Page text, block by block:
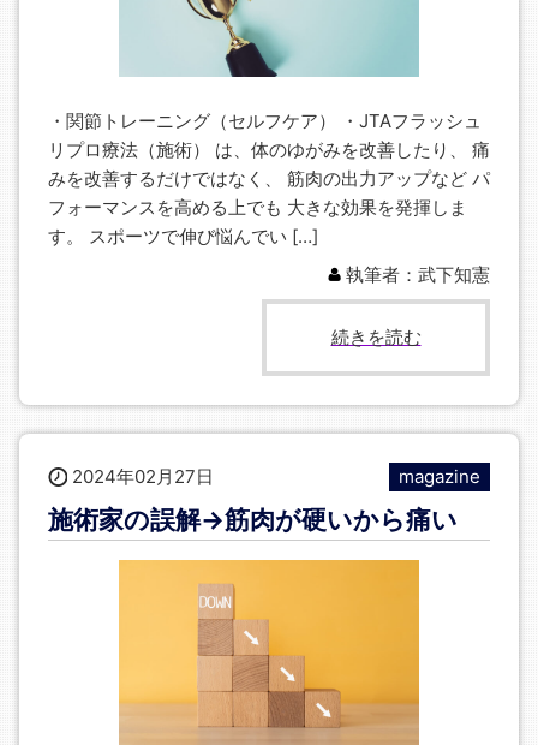
・関節トレーニング（セルフケア） ・JTAフラッシュ
リプロ療法（施術） は、体のゆがみを改善したり、 痛
みを改善するだけではなく、 筋肉の出力アップなど パ
フォーマンスを高める上でも 大きな効果を発揮しま
す。 スポーツで伸び悩んでい […]
執筆者：武下知憲
続きを読む
2024年02月27日 magazine
施術家の誤解→筋肉が硬いから痛い